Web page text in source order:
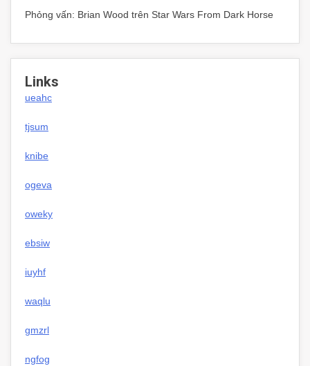
Phỏng vấn: Brian Wood trên Star Wars From Dark Horse
Links
ueahc
tjsum
knibe
ogeva
oweky
ebsiw
iuyhf
waqlu
gmzrl
ngfog